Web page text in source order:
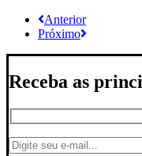
Anterior
Próximo
Receba as